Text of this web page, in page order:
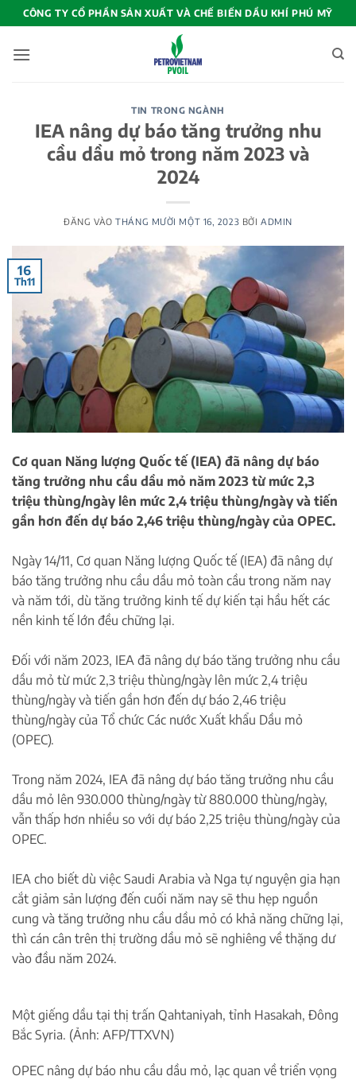
qua
nội
CÔNG TY CỔ PHẦN SẢN XUẤT VÀ CHẾ BIẾN DẦU KHÍ PHÚ MỸ
TIN TRONG NGÀNH
IEA nâng dự báo tăng trưởng nhu
cầu dầu mỏ trong năm 2023 và
2024
ĐĂNG VÀOTHÁNG MƯỜI MỘT 16, 2023 BỞI ADMIN
16
Th11
Cơ quan Năng lượng Quốc tế (IEA) đã nâng dự báo
tăng trưởng nhu cầu dầu mỏ năm 2023 từ mức 2,3
triệu thùng/ngày lên mức 2,4 triệu thùng/ngày và tiến
gần hơn đến dự báo 2,46 triệu thùng/ngày của OPEC.
Ngày 14/11, Cơ quan Năng lượng Quốc tế (IEA) đã nâng dự
báo tăng trưởng nhu cầu dầu mỏ toàn cầu trong năm nay
và năm tới, dù tăng trưởng kinh tế dự kiến tại hầu hết các
nền kinh tế lớn đều chững lại.
Đối với năm 2023, IEA đã nâng dự báo tăng trưởng nhu cầu
dầu mỏ từ mức 2,3 triệu thùng/ngày lên mức 2,4 triệu
thùng/ngày và tiến gần hơn đến dự báo 2,46 triệu
thùng/ngày của Tổ chức Các nước Xuất khẩu Dầu mỏ
(OPEC).
Trong năm 2024, IEA đã nâng dự báo tăng trưởng nhu cầu
dầu mỏ lên 930.000 thùng/ngày từ 880.000 thùng/ngày,
vẫn thấp hơn nhiều so với dự báo 2,25 triệu thùng/ngày của
OPEC.
IEA cho biết dù việc Saudi Arabia và Nga tự nguyện gia hạn
cắt giảm sản lượng đến cuối năm nay sẽ thu hẹp nguồn
cung và tăng trưởng nhu cầu dầu mỏ có khả năng chững lại,
thì cán cân trên thị trường dầu mỏ sẽ nghiêng về thặng dư
vào đầu năm 2024.
Một giếng dầu tại thị trấn Qahtaniyah, tỉnh Hasakah, Đông
Bắc Syria. (Ảnh: AFP/TTXVN)
OPEC nâng dự báo nhu cầu dầu mỏ, lạc quan về triển vọng